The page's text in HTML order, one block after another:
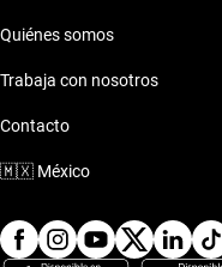
Quiénes somos
Trabaja con nosotros
Contacto
🇲🇽 México